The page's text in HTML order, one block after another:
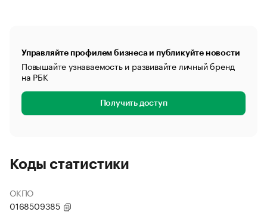
Управляйте профилем бизнеса и публикуйте новости
Повышайте узнаваемость и развивайте личный бренд
на РБК
Получить доступ
Коды статистики
ОКПО
0168509385